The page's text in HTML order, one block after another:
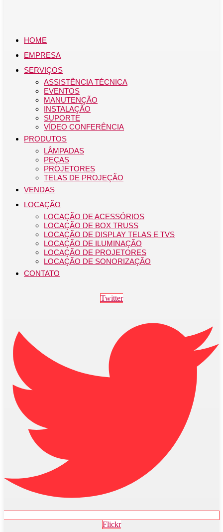
HOME
EMPRESA
SERVIÇOS
ASSISTÊNCIA TÉCNICA
EVENTOS
MANUTENÇÃO
INSTALAÇÃO
SUPORTE
VÍDEO CONFERÊNCIA
PRODUTOS
LÂMPADAS
PEÇAS
PROJETORES
TELAS DE PROJEÇÃO
VENDAS
LOCAÇÃO
LOCAÇÃO DE ACESSÓRIOS
LOCAÇÃO DE BOX TRUSS
LOCAÇÃO DE DISPLAY TELAS E TVS
LOCAÇÃO DE ILUMINAÇÃO
LOCAÇÃO DE PROJETORES
LOCAÇÃO DE SONORIZAÇÃO
CONTATO
Twitter
Flickr